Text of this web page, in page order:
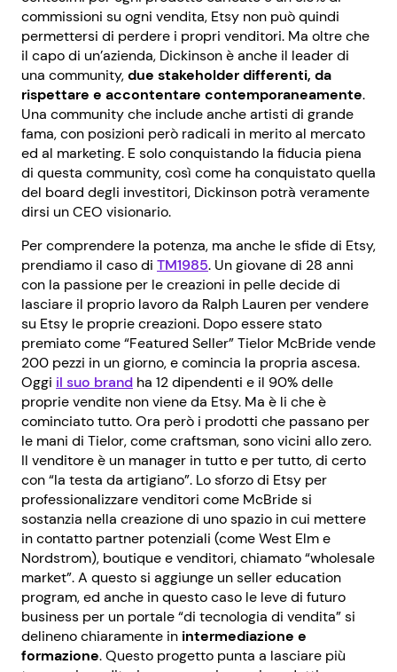
commissioni su ogni vendita, Etsy non può quindi
permettersi di perdere i propri venditori. Ma oltre che
il capo di un’azienda, Dickinson è anche il leader di
una community,due stakeholder differenti, da
rispettare e accontentare contemporaneamente.
Una community che include anche artisti di grande
fama, con posizioni però radicali in merito al mercato
ed al marketing. E solo conquistando la fiducia piena
di questa community, così come ha conquistato quella
del board degli investitori, Dickinson potrà veramente
dirsi un CEO visionario.
Per comprendere la potenza, ma anche le sfide di Etsy,
prendiamo il caso di TM1985. Un giovane di 28 anni
con la passione per le creazioni in pelle decide di
lasciare il proprio lavoro da Ralph Lauren per vendere
su Etsy le proprie creazioni. Dopo essere stato
premiato come “Featured Seller” Tielor McBride vende
200 pezzi in un giorno, e comincia la propria ascesa.
Oggi il suo brand ha 12 dipendenti e il 90% delle
proprie vendite non viene da Etsy. Ma è li che è
cominciato tutto. Ora però i prodotti che passano per
le mani di Tielor, come craftsman, sono vicini allo zero.
Il venditore è un manager in tutto e per tutto, di certo
con “la testa da artigiano”. Lo sforzo di Etsy per
professionalizzare venditori come McBride si
sostanzia nella creazione di uno spazio in cui mettere
in contatto partner potenziali (come West Elm e
Nordstrom), boutique e venditori, chiamato “wholesale
market”. A questo si aggiunge un seller education
program, ed anche in questo caso le leve di futuro
business per un portale “di tecnologia di vendita” si
delineno chiaramente in intermediazione e
formazione. Questo progetto punta a lasciare più